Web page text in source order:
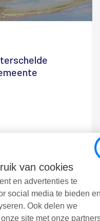
van cookies
en advertenties te
social media te bieden
Ook delen we
site met onze